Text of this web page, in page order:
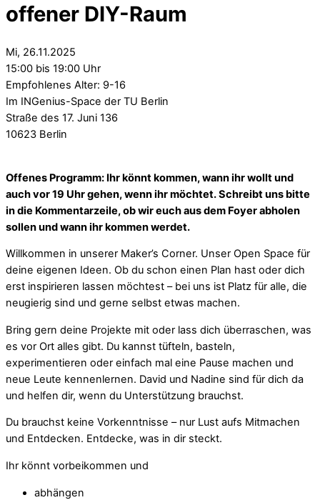
offener DIY-Raum
Mi, 26.11.2025
15:00 bis 19:00 Uhr
Empfohlenes Alter: 9-16
Im INGenius-Space der TU Berlin
Straße des 17. Juni 136
10623 Berlin
Offenes Programm: Ihr könnt kommen, wann ihr wollt und
auch vor 19 Uhr gehen, wenn ihr möchtet. Schreibt uns bitte
in die Kommentarzeile, ob wir euch aus dem Foyer abholen
sollen und wann ihr kommen werdet.
Willkommen in unserer Maker’s Corner. Unser Open Space für
deine eigenen Ideen. Ob du schon einen Plan hast oder dich
erst inspirieren lassen möchtest – bei uns ist Platz für alle, die
neugierig sind und gerne selbst etwas machen.
Bring gern deine Projekte mit oder lass dich überraschen, was
es vor Ort alles gibt. Du kannst tüfteln, basteln,
experimentieren oder einfach mal eine Pause machen und
neue Leute kennenlernen. David und Nadine sind für dich da
und helfen dir, wenn du Unterstützung brauchst.
Du brauchst keine Vorkenntnisse – nur Lust aufs Mitmachen
und Entdecken. Entdecke, was in dir steckt.
Ihr könnt vorbeikommen und
abhängen